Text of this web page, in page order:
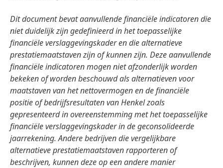
Dit document bevat aanvullende financiële indicatoren die
niet duidelijk zijn gedefinieerd in het toepasselijke
financiële verslaggevingskader en die alternatieve
prestatiemaatstaven zijn of kunnen zijn. Deze aanvullende
financiële indicatoren mogen niet afzonderlijk worden
bekeken of worden beschouwd als alternatieven voor
maatstaven van het nettovermogen en de financiële
positie of bedrijfsresultaten van Henkel zoals
gepresenteerd in overeenstemming met het toepasselijke
financiële verslaggevingskader in de geconsolideerde
jaarrekening. Andere bedrijven die vergelijkbare
alternatieve prestatiemaatstaven rapporteren of
beschrijven, kunnen deze op een andere manier